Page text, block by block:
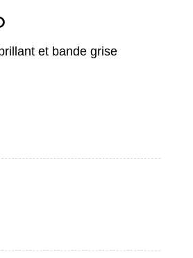
et bande grise